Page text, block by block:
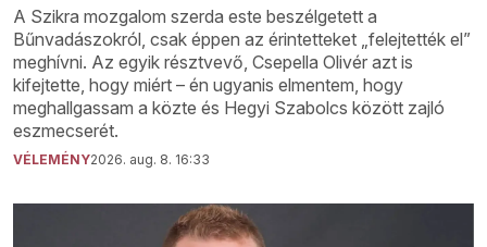
A Szikra mozgalom szerda este beszélgetett a
Bűnvadászokról, csak éppen az érintetteket „felejtették el”
meghívni. Az egyik résztvevő, Csepella Olivér azt is
kifejtette, hogy miért – én ugyanis elmentem, hogy
meghallgassam a közte és Hegyi Szabolcs között zajló
eszmecserét.
VÉLEMÉNY2026. aug. 8. 16:33